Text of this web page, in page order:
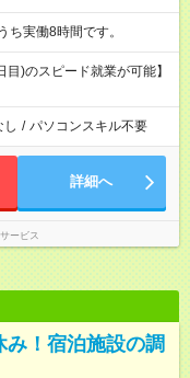
3:00 ※表記のうち実働8時間です。
)のスピード就業が可能】
し / パソコンスキル不要
詳細へ
ービス
！宿泊施設の調